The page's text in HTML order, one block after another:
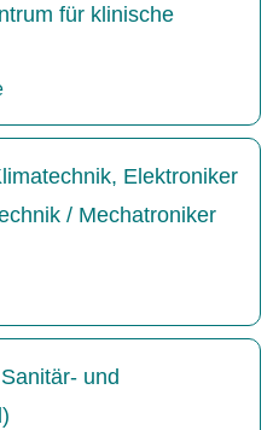
für klinische
Elektroniker
/ Mechatroniker
und